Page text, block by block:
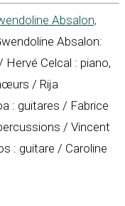
Absalon,
Absalon:
Hervé Celcal : piano,
/ Rija
: guitares / Fabrice
/ Vincent
: guitare / Caroline